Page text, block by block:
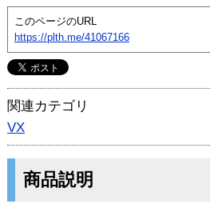
このページのURL
https://plth.me/41067166
関連カテゴリ
VX
商品説明